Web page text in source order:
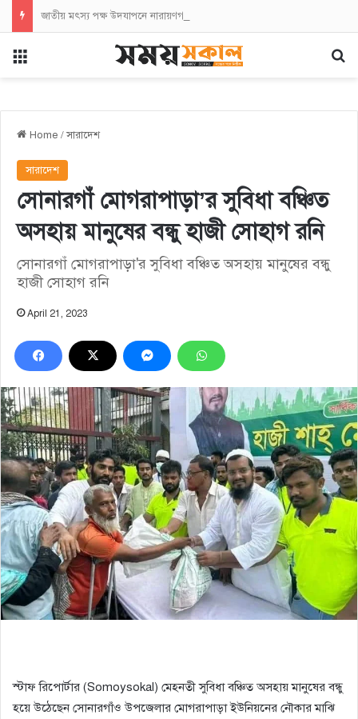
জাতীয় মৎস্য পক্ষ উদযাপনে নারায়ণগঞ্জে প্রস্তুতি সভা অনুষ্ঠিত
Home /সারাদেশ
সারাদেশ
সোনারগাঁ মোগরাপাড়া’র সুবিধা বঞ্চিত
অসহায় মানুষের বন্ধু হাজী সোহাগ রনি
সোনারগাঁ মোগরাপাড়া'র সুবিধা বঞ্চিত অসহায় মানুষের বন্ধু
হাজী সোহাগ রনি
April 21, 2023
স্টাফ রিপোর্টার (Somoysokal) মেহনতী সুবিধা বঞ্চিত অসহায় মানুষের বন্ধু
হয়ে উঠেছেন সোনারগাঁও উপজেলার মোগরাপাড়া ইউনিয়নের নৌকার মাঝি